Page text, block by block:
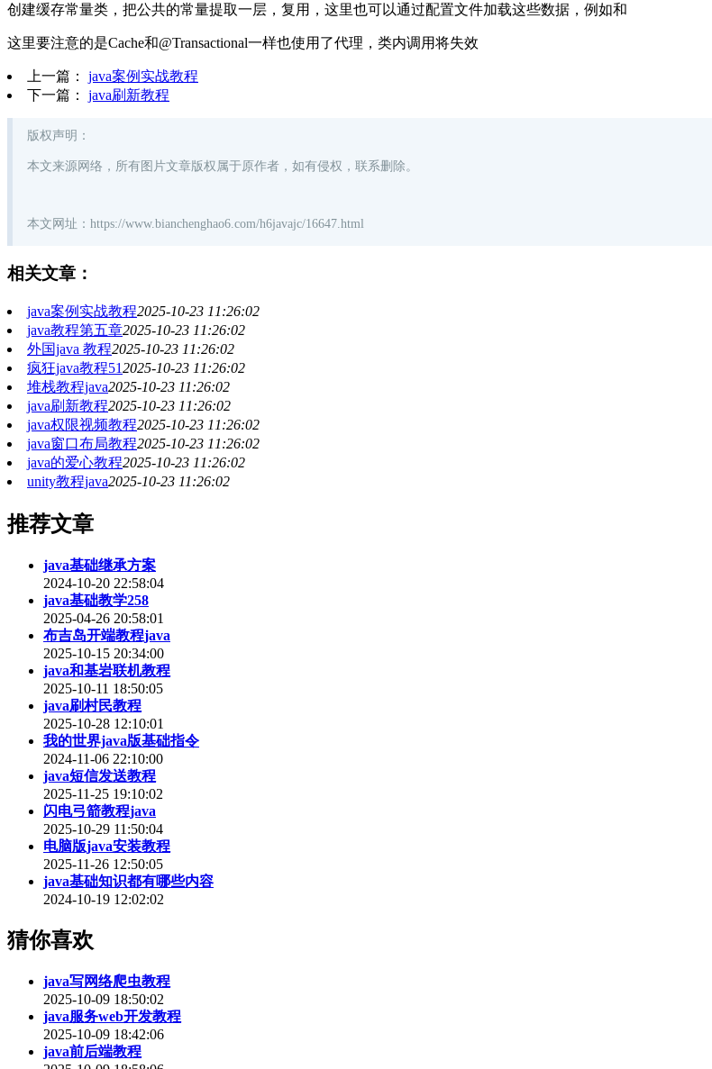
创建缓存常量类，把公共的常量提取一层，复用，这里也可以通过配置文件加载这些数据，例如和
这里要注意的是Cache和@Transactional一样也使用了代理，类内调用将失效
上一篇： java案例实战教程
下一篇： java刷新教程
版权声明 ：
本文来源网络，所有图片文章版权属于原作者，如有侵权，联系删除。
本文网址：https://www.bianchenghao6.com/h6javajc/16647.html
相关文章：
java案例实战教程2025-10-23 11:26:02
java教程第五章2025-10-23 11:26:02
外国java 教程2025-10-23 11:26:02
疯狂java教程512025-10-23 11:26:02
堆栈教程java2025-10-23 11:26:02
java刷新教程2025-10-23 11:26:02
java权限视频教程2025-10-23 11:26:02
java窗口布局教程2025-10-23 11:26:02
java的爱心教程2025-10-23 11:26:02
unity教程java2025-10-23 11:26:02
推荐文章
java基础继承方案
2024-10-20 22:58:04
java基础教学258
2025-04-26 20:58:01
布吉岛开端教程java
2025-10-15 20:34:00
java和基岩联机教程
2025-10-11 18:50:05
java刷村民教程
2025-10-28 12:10:01
我的世界java版基础指令
2024-11-06 22:10:00
java短信发送教程
2025-11-25 19:10:02
闪电弓箭教程java
2025-10-29 11:50:04
电脑版java安装教程
2025-11-26 12:50:05
java基础知识都有哪些内容
2024-10-19 12:02:02
猜你喜欢
java写网络爬虫教程
2025-10-09 18:50:02
java服务web开发教程
2025-10-09 18:42:06
java前后端教程